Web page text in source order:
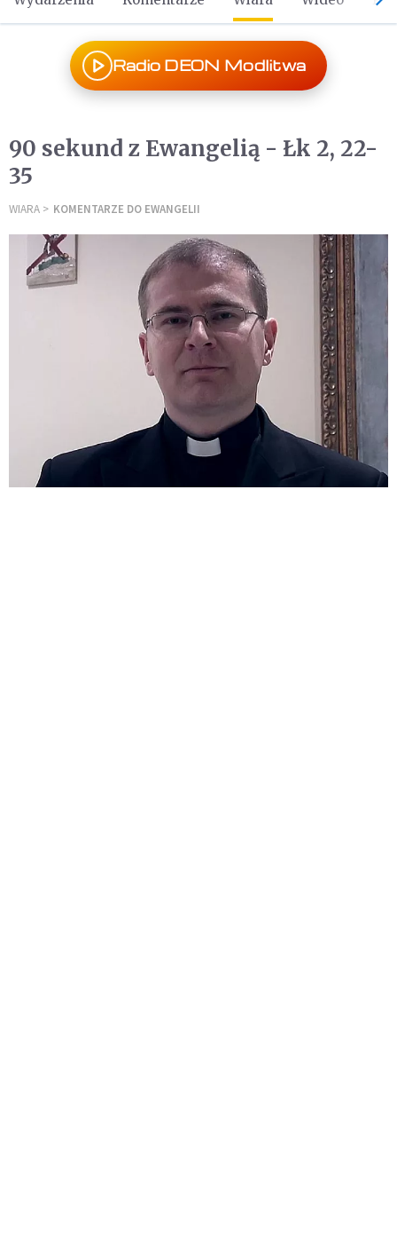
Radio DEON Modlitwa
90 sekund z Ewangelią - Łk 2, 22-
35
WIARA KOMENTARZE DO EWANGELII